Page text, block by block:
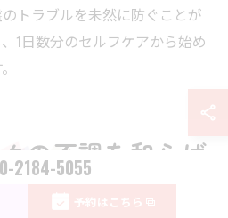
トラブルを未然に防ぐことが
1日数分のセルフケアから始め
の不調を和らげ
2184-5055
予約はこちら